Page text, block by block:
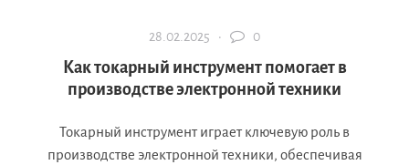
28.02.2025 · 0
Как токарный инструмент помогает в
производстве электронной техники
Токарный инструмент играет ключевую роль в
производстве электронной техники, обеспечивая